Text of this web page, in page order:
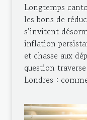
Longtemps
les bons de
s’invitent
inflation
et chasse aux
question
Londres :